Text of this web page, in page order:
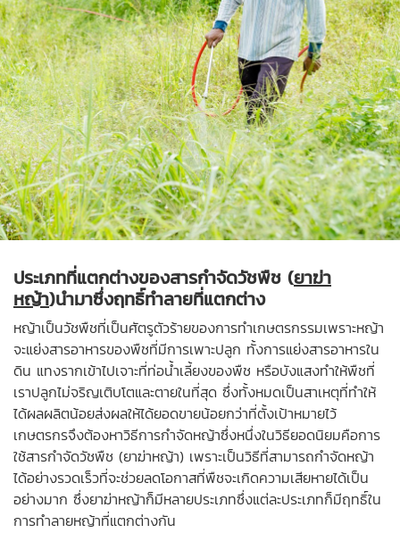
ประเภทที่แตกต่างของสารกำจัดวัชพืช (ยาฆ่า
หญ้า)นำมาซึ่งฤทธิ์ทำลายที่แตกต่าง
หญ้าเป็นวัชพืชที่เป็นศัตรูตัวร้ายของการทำเกษตรกรรมเพราะหญ้า
จะแย่งสารอาหารของพืชที่มีการเพาะปลูก ทั้งการแย่งสารอาหารใน
ดิน แทงรากเข้าไปเจาะที่ท่อน้ำเลี้ยงของพืช หรือบังแสงทำให้พืชที่
เราปลูกไม่จริญเติบโตและตายในที่สุด ซึ่งทั้งหมดเป็นสาเหตุที่ทำให้
ได้ผลผลิตน้อยส่งผลให้ได้ยอดขายน้อยกว่าที่ตั้งเป้าหมายไว้
เกษตรกรจึงต้องหาวิธีการกำจัดหญ้าซึ่งหนึ่งในวิธียอดนิยมคือการ
ใช้สารกำจัดวัชพืช (ยาฆ่าหญ้า) เพราะเป็นวิธีที่สามารถกำจัดหญ้า
ได้อย่างรวดเร็วที่จะช่วยลดโอกาสที่พืชจะเกิดความเสียหายได้เป็น
อย่างมาก ซึ่งยาฆ่าหญ้าก็มีหลายประเภทซึ่งแต่ละประเภทก็มีฤทธิ์ใน
การทำลายหญ้าที่แตกต่างกัน